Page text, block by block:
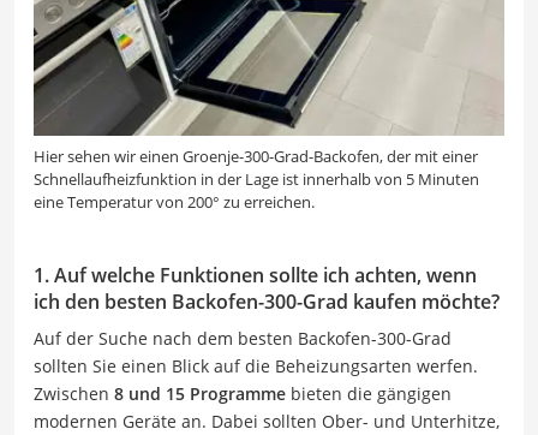
Hier sehen wir einen Groenje-300-Grad-Backofen, der mit einer
Schnellaufheizfunktion in der Lage ist innerhalb von 5 Minuten
eine Temperatur von 200° zu erreichen.
1. Auf welche Funktionen sollte ich achten, wenn
ich den besten Backofen-300-Grad kaufen möchte?
Auf der Suche nach dem besten Backofen-300-Grad
sollten Sie einen Blick auf die Beheizungsarten werfen.
Zwischen 8 und 15 Programme bieten die gängigen
modernen Geräte an. Dabei sollten Ober- und Unterhitze,